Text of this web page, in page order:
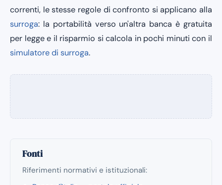
correnti, le stesse regole di confronto si applicano alla
surroga: la portabilità verso un'altra banca è gratuita
per legge e il risparmio si calcola in pochi minuti con il
simulatore di surroga.
Fonti
Riferimenti normativi e istituzionali: